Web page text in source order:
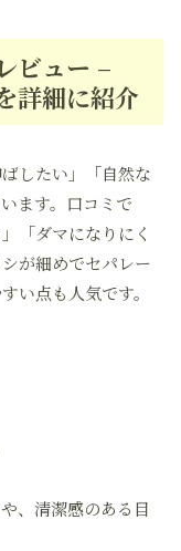
ビュー –
詳細に紹介
したい」「自然な
ます。口コミで
「ダマになりにく
が細めでセパレー
い点も人気です。
、清潔感のある目